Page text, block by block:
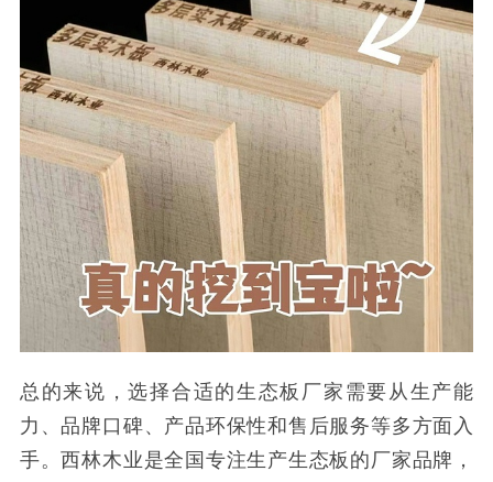
总的来说，选择合适的生态板厂家需要从生产能
力、品牌口碑、产品环保性和售后服务等多方面入
手。西林木业是全国专注生产生态板的厂家品牌，